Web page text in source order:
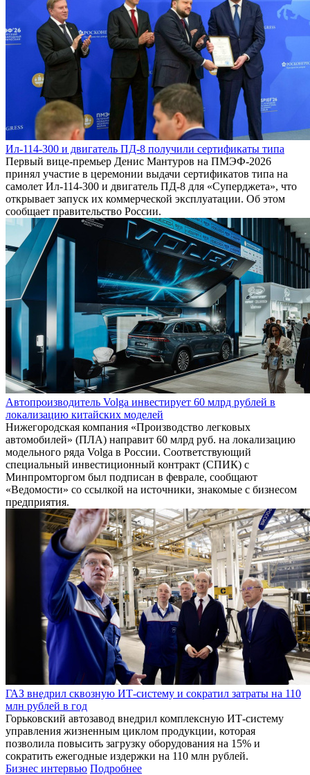
Ил-114-300 и двигатель ПД-8 получили сертификаты типа
Первый вице-премьер Денис Мантуров на ПМЭФ-2026
принял участие в церемонии выдачи сертификатов типа на
самолет Ил-114-300 и двигатель ПД-8 для «Суперджета», что
открывает запуск их коммерческой эксплуатации. Об этом
сообщает правительство России.
Автопроизводитель Volga инвестирует 60 млрд рублей в
локализацию китайских моделей
Нижегородская компания «Производство легковых
автомобилей» (ПЛА) направит 60 млрд руб. на локализацию
модельного ряда Volga в России. Соответствующий
специальный инвестиционный контракт (СПИК) с
Минпромторгом был подписан в феврале, сообщают
«Ведомости» со ссылкой на источники, знакомые с бизнесом
предприятия.
ГАЗ внедрил сквозную ИТ-систему и сократил затраты на 110
млн рублей в год
Горьковский автозавод внедрил комплексную ИТ-систему
управления жизненным циклом продукции, которая
позволила повысить загрузку оборудования на 15% и
сократить ежегодные издержки на 110 млн рублей.
Бизнес интервью Подробнее